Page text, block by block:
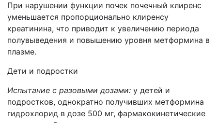
При нарушении функции почек почечный клиренс
уменьшается пропорционально клиренсу
креатинина, что приводит к увеличению периода
полувыведения и повышению уровня метформина в
плазме.
Дети и подростки
Испытание с разовыми дозами: у детей и
подростков, однократно получивших метформина
гидрохлорид в дозе 500 мг, фармакокинетические